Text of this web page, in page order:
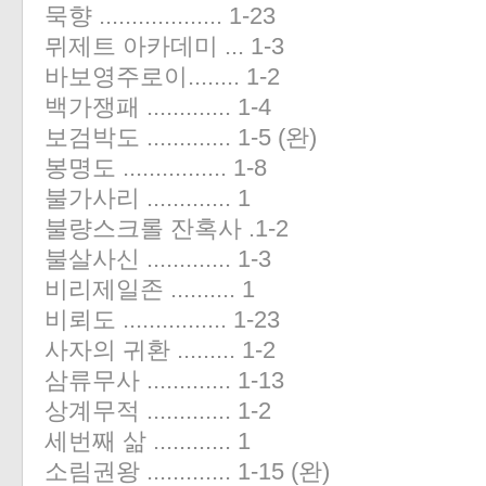
묵향 ................... 1-23
뮈제트 아카데미 ... 1-3
바보영주로이........ 1-2
백가쟁패 ............. 1-4
보검박도 ............. 1-5 (완)
봉명도 ................ 1-8
불가사리 ............. 1
불량스크롤 잔혹사 .1-2
불살사신 ............. 1-3
비리제일존 .......... 1
비뢰도 ................ 1-23
사자의 귀환 ......... 1-2
삼류무사 ............. 1-13
상계무적 ............. 1-2
세번째 삶 ............ 1
소림권왕 ............. 1-15 (완)